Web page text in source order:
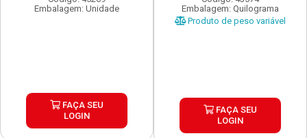
Embalagem: Unidade
FAÇA SEU
LOGIN
Embalagem: Quilograma
Produto de peso variável
FAÇA SEU
LOGIN